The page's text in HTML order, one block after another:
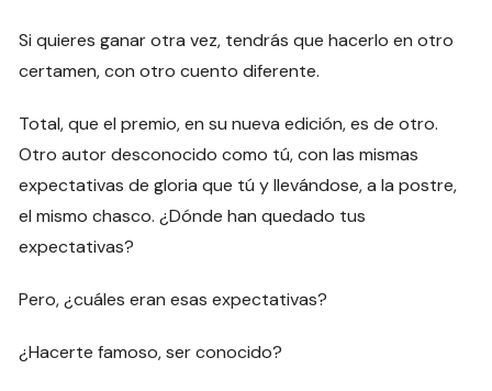
Si quieres ganar otra vez, tendrás que hacerlo en otro
certamen, con otro cuento diferente.
Total, que el premio, en su nueva edición, es de otro.
Otro autor desconocido como tú, con las mismas
expectativas de gloria que tú y llevándose, a la postre,
el mismo chasco. ¿Dónde han quedado tus
expectativas?
Pero, ¿cuáles eran esas expectativas?
¿Hacerte famoso, ser conocido?